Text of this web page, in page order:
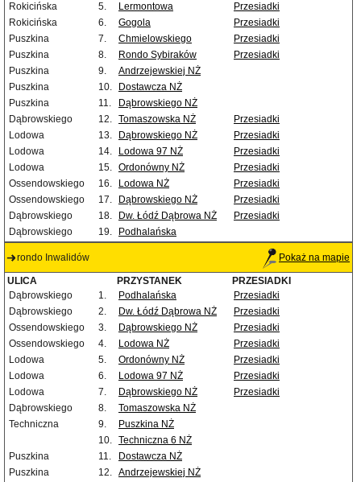
Rokicińska
5. Lermontowa
Przesiadki
Rokicińska
6. Gogola
Przesiadki
Puszkina
7. Chmielowskiego
Przesiadki
Puszkina
8. Rondo Sybiraków
Przesiadki
Puszkina
9.
Andrzejewskiej NŻ
Puszkina
10.
Dostawcza NŻ
Puszkina
11.
Dąbrowskiego NŻ
Dąbrowskiego
12. Tomaszowska NŻ
Przesiadki
Lodowa
13. Dąbrowskiego NŻ
Przesiadki
Lodowa
14. Lodowa 97 NŻ
Przesiadki
Lodowa
15. Ordonówny NŻ
Przesiadki
Ossendowskiego
16. Lodowa NŻ
Przesiadki
Ossendowskiego
17. Dąbrowskiego NŻ
Przesiadki
Dąbrowskiego
18. Dw. Łódź Dąbrowa NŻ
Przesiadki
Dąbrowskiego
19. Podhalańska
rondo Inwalidów Pokaż na mapie
ULICA PRZYSTANEK
PRZESIADKI
Dąbrowskiego
1. Podhalańska
Przesiadki
Dąbrowskiego
2. Dw. Łódź Dąbrowa NŻ
Przesiadki
Ossendowskiego
3. Dąbrowskiego NŻ
Przesiadki
Ossendowskiego
4. Lodowa NŻ
Przesiadki
Lodowa
5. Ordonówny NŻ
Przesiadki
Lodowa
6. Lodowa 97 NŻ
Przesiadki
Lodowa
7. Dąbrowskiego NŻ
Przesiadki
Dąbrowskiego
8.
Tomaszowska NŻ
Techniczna
9.
Puszkina NŻ
10. Techniczna 6 NŻ
Puszkina
11.
Dostawcza NŻ
Puszkina
12. Andrzejewskiej NŻ